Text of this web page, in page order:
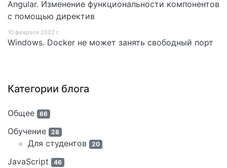
Angular. Изменение функциональности компонентов
с помощью директив
10 февраля 2022 г.
Windows. Docker не может занять свободный порт
Категории блога
Общее 66
Обучение 28
Для студентов 20
JavaScript 46